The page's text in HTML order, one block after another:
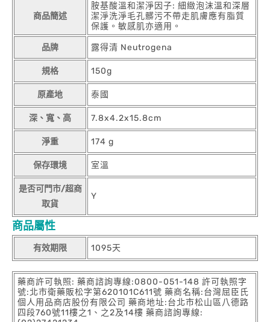
商品簡述
胺基酸溫和潔淨因子: 細緻泡沫溫和深層
潔淨洗淨毛孔髒污不帶走肌膚應有脂質
保護。敏感肌亦適用。
品牌 露得清 Neutrogena
規格 150g
原產地 泰國
深、寬、高 7.8x4.2x15.8cm
淨重 174 g
保存環境 室溫
是否可門市/超商
取貨
Y
商品屬性
有效期限 1095天
藥商許可執照: 藥商諮詢專線:0800-051-148 許可執照字
號:北市衛藥販松字第620101C611號 藥商名稱:台灣屈臣氏
個人用品商店股份有限公司 藥商地址:台北市松山區八德路
四段760號11樓之1、之2及14樓 藥商諮詢專線: